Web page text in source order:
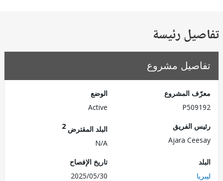
رئيسة
مشروع
المشروع
الفريق
Ajara
البلد المقترض
تاريخ الإفصاح
2025/05/30